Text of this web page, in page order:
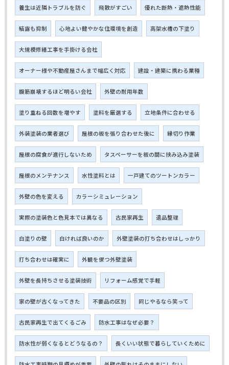
養生は近隣トラブルを防ぐ 飛散がすごい 優れた断熱・遮熱性能
結露も抑制 心地よい健やかな住環境を創造 高架水槽の下塗り
大規模修繕工事を手掛ける会社
オーナー様や不動産屋さんまで幅広く対応 建設・建築に携わる業種
腹筋崩壊するほど明るい会社 外壁の耐用年数
塗り重ねる回数を増やす 塗料を厳選する 立地条件に合わせる
外装塗装の業者選び 屋根の板を張り合わせた後に 縁切り作業
屋根の腐食が進行しないため タスペーサーを板の間に挟み込み塗装
屋根のメンテナンス 水性塗料とは 一戸建てのツートンカラー
外壁の色を変える カラーシミュレーション
実際の塗装色と色見本では異なる 古民家再生 遺品整理
白塗りの壁 白ければ良いのか 外壁塗装の打ち合わせはしっかり
打ち合わせは確実に 外観を保つ外壁塗装
外壁を長持ちさせる塗装技術 リフォーム感覚で手軽
家の壁が古くなってきた 不要品の区別 同じやるなら笑って
古民家再生で出てくるごみ 防水工事はなぜ必要？
防水性が弱くなるとどうなるの？ 長くいい状態で暮らしていくために